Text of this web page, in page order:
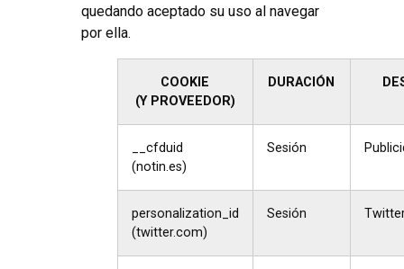
quedando aceptado su uso al navegar
por ella.
COOKIE
(Y PROVEEDOR)
DURACIÓN
__cfduid
(notin.es)
Sesión
personalization_id
(twitter.com)
Sesión